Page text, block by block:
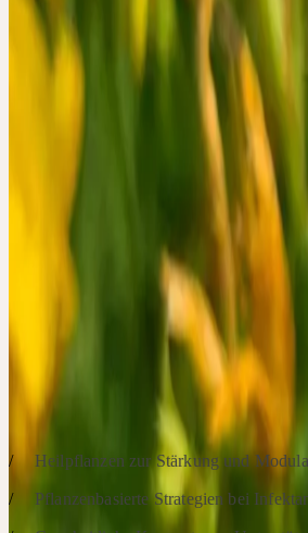
Vormittag: Heilpflanzen für das
Ein stabiles Immunsystem ist die
Widerstandsfähigkeit. Heilpflanzen
Infektanfälligkeit reduzieren und die
Nachmittag: Heilpflanzen für Nerven &
Belastungen des Alltags führen häufig zu
Schlafstörungen. Heilpflanzen können
stabilisieren, Resilienz aufzubauen und
Vormittag:
Heilpflanzen zur Stärkung und
Pflanzenbasierte Strategien bei